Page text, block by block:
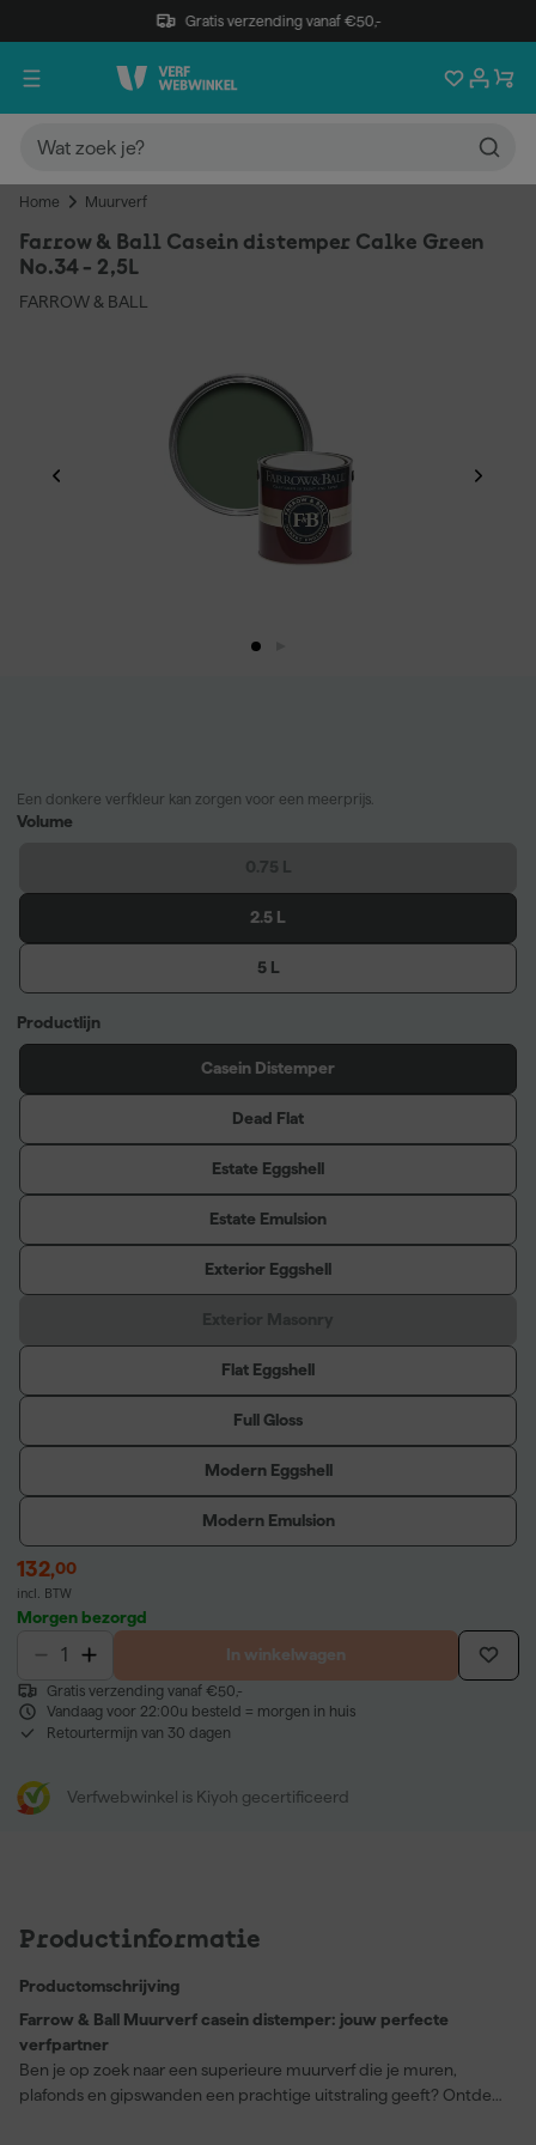
Gratis verzending vanaf €50,-
Home Muurverf
Farrow & Ball Casein distemper Calke Green
No.34 - 2,5L
FARROW & BALL
Een donkere verfkleur kan zorgen voor een meerprijs.
Volume
2.5 L
5 L
Productlijn
Casein Distemper
Dead Flat
Estate Eggshell
Estate Emulsion
Exterior Eggshell
Flat Eggshell
Full Gloss
Modern Eggshell
Modern Emulsion
132,00
incl. BTW
Morgen bezorgd
In winkelwagen
Gratis verzending vanaf €50,-
Vandaag voor 22:00u besteld = morgen in huis
Retourtermijn van 30 dagen
Verfwebwinkel is Kiyoh gecertificeerd
Productinformatie
Productomschrijving
Farrow & Ball Muurverf casein distemper: jouw perfecte
verfpartner
Ben je op zoek naar een superieure muurverf die je muren,
plafonds en gipswanden een prachtige uitstraling geeft? Ontdek